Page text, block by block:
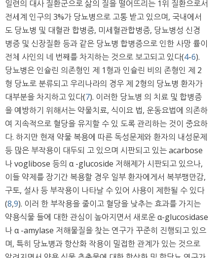
일련의 대사 질환군으로 삶의 질을 떨어뜨리는 1위 질환으로서
전세계 인구의 3%가 당뇨병으로 고통 받고 있으며, 국내에서
도 당뇨병 및 대혈관 합병증, 미세혈관합병증, 당뇨병성 신경
병증 및 신장질환 등과 같은 당뇨병 합병증으로 인한 사망 률이
전체 사인의 네 번째를 차지하는 것으로 보고되고 있다(4-6).
당뇨병은 인슐린 의존형인 제 1형과 인슐린 비의 존형인 제 2
형 당뇨로 분류되고 우리나라의 경우 제 2형의 당뇨병 환자가
대부분을 차지하고 있다(7). 이러한 당뇨병 의 치료 및 합병증
을 예방하기 위해서는 약물치료, 식이요 법, 운동요법에 의존하
여 지속적으로 혈당을 유지할 수 있 도록 관리하는 것이 중요하
다. 하지만 현재 약물 복용에 따른 독성문제와 환자의 내성문제
등 많은 부작용이 대두되 고 있으며 시판되고 있는 acarbose
나 voglibose 등의 α -glucoside 저해제가 시판되고 있으나,
이들 약제를 장기간 복용할 경우 일부 환자에게서 복부팽만감,
구토, 설사 등 부작용이 나타날 수 있어 사용이 제한될 수 있다
(8,9). 이러 한 부작용을 줄이고 혈당을 낮추는 효과를 가지는
약용식물 들에 대한 관심이 높아지면서 새로운 α-glucosidase
나 α -amylase 저해물질을 찾는 연구가 꾸준히 진행되고 있으
며, 특히 당뇨병과 항산화 작용이 밀접한 관계가 있는 것으로